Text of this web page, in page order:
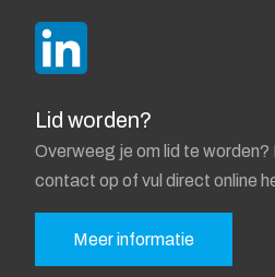
Lid worden?
Overweeg je om lid te worden?
contact op of vul direct online
Meer informatie